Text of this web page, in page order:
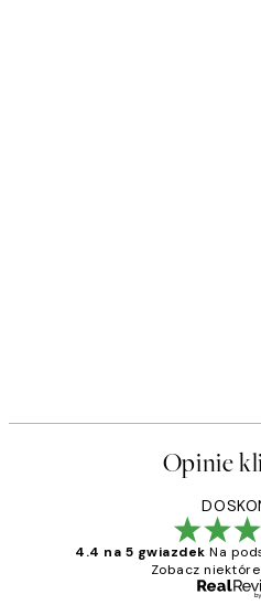
Opinie
4.4 na 5 gwiazdek Na
Zobacz